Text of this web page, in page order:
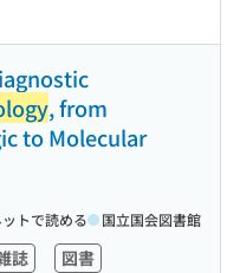
, from
to Molecular
誌 図書
トで読める 国立国会図書館